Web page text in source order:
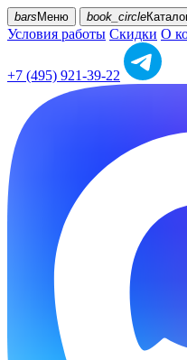
bars Меню book_circle
Условия работы Скидки О
+7 (495) 921-39-22